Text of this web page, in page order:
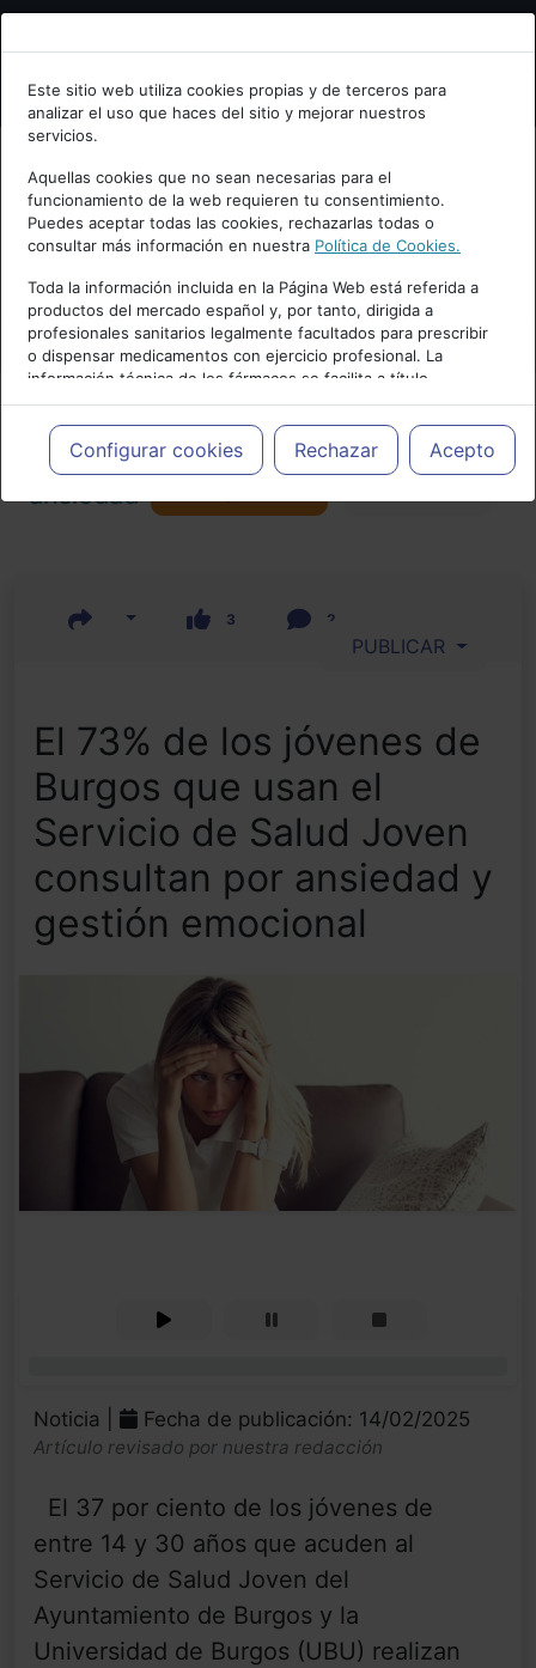
Bienvenid@ a psiquiatria.com
Escribe tu Email
Accede o regístrate con tu email.
Cancelar
Este sitio web utiliza cookies propias y de terceros para
analizar el uso que haces del sitio y mejorar nuestros
servicios.
Aquellas cookies que no sean necesarias para el
funcionamiento de la web requieren tu consentimiento.
Puedes aceptar todas las cookies, rechazarlas todas o
consultar más información en nuestra Política de Cookies.
Toda la información incluida en la Página Web está referida a
productos del mercado español y, por tanto, dirigida a
profesionales sanitarios legalmente facultados para prescribir
o dispensar medicamentos con ejercicio profesional. La
información técnica de los fármacos se facilita a título
meramente informativo, siendo responsabilidad de los
profesionales facultados prescribir medicamentos y decidir, en
cada caso concreto, el tratamiento más adecuado a las
necesidades del paciente.
Configurar cookies Rechazar Acepto
Actualidad y Artículos|Trastornos de
ansiedad
3 2
PUBLICAR
El 73% de los jóvenes de
Burgos que usan el
Servicio de Salud Joven
consultan por ansiedad y
gestión emocional
Noticia | Fecha de publicación: 14/02/2025
Artículo revisado por nuestra redacción
El 37 por ciento de los jóvenes de
entre 14 y 30 años que acuden al
Servicio de Salud Joven del
Ayuntamiento de Burgos y la
Universidad de Burgos (UBU) realizan